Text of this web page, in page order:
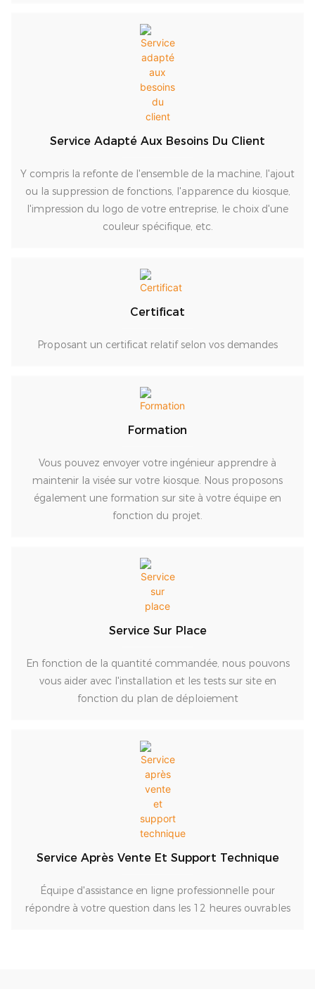
Service Adapté Aux Besoins Du Client
Y compris la refonte de l'ensemble de la machine, l'ajout
ou la suppression de fonctions, l'apparence du kiosque,
l'impression du logo de votre entreprise, le choix d'une
couleur spécifique, etc.
Certificat
Proposant un certificat relatif selon vos demandes
Formation
Vous pouvez envoyer votre ingénieur apprendre à
maintenir la visée sur votre kiosque. Nous proposons
également une formation sur site à votre équipe en
fonction du projet.
Service Sur Place
En fonction de la quantité commandée, nous pouvons
vous aider avec l'installation et les tests sur site en
fonction du plan de déploiement
Service Après Vente Et Support Technique
Équipe d'assistance en ligne professionnelle pour
répondre à votre question dans les 12 heures ouvrables